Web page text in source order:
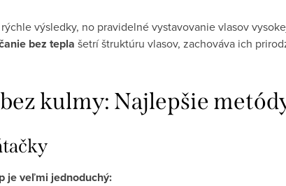
výsledky, no pravidelné vystavovanie vlasov
bez tepla šetrí štruktúru vlasov, zachováva ich
kulmy: Najlepšie
je veľmi jednoduchý: